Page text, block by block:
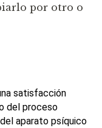
por otro o
satisfacción
del proceso
aparato psíquico